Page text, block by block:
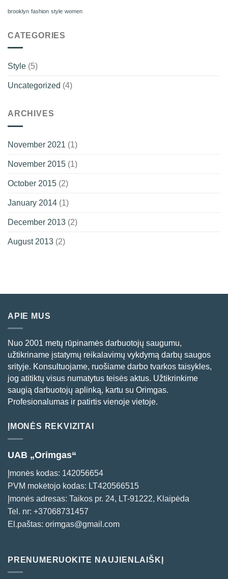
brooklyn fashion style women
CATEGORIES
Style (5)
Uncategorized (4)
ARCHIVES
November 2021 (1)
November 2015 (1)
October 2015 (2)
January 2014 (1)
December 2013 (2)
August 2013 (2)
APIE MUS
Nuo 2001 metų rūpinamės darbuotojų saugumu,
užtikriname įstatymų reikalavimų vykdymą darbų saugos
srityje. Konsultuojame, ruošiame darbo tvarkos taisykles,
jog atitiktų visus numatytus teisės aktus. Užtikrinkime
saugią darbuotojų aplinką, kartu su Orimgas.
Profesionalumas ir patirtis vienoje vietoje.
ĮMONĖS REKVIZITAI
UAB „Orimgas“
Įmonės kodas: 142056654
PVM mokėtojo kodas: LT420566515
Įmonės adresas: Taikos pr. 24, LT-91222, Klaipėda
Tel. nr: +37068731457
El.paštas: orimgas@gmail.com
PRENUMERUOKITE NAUJIENLAIŠKĮ